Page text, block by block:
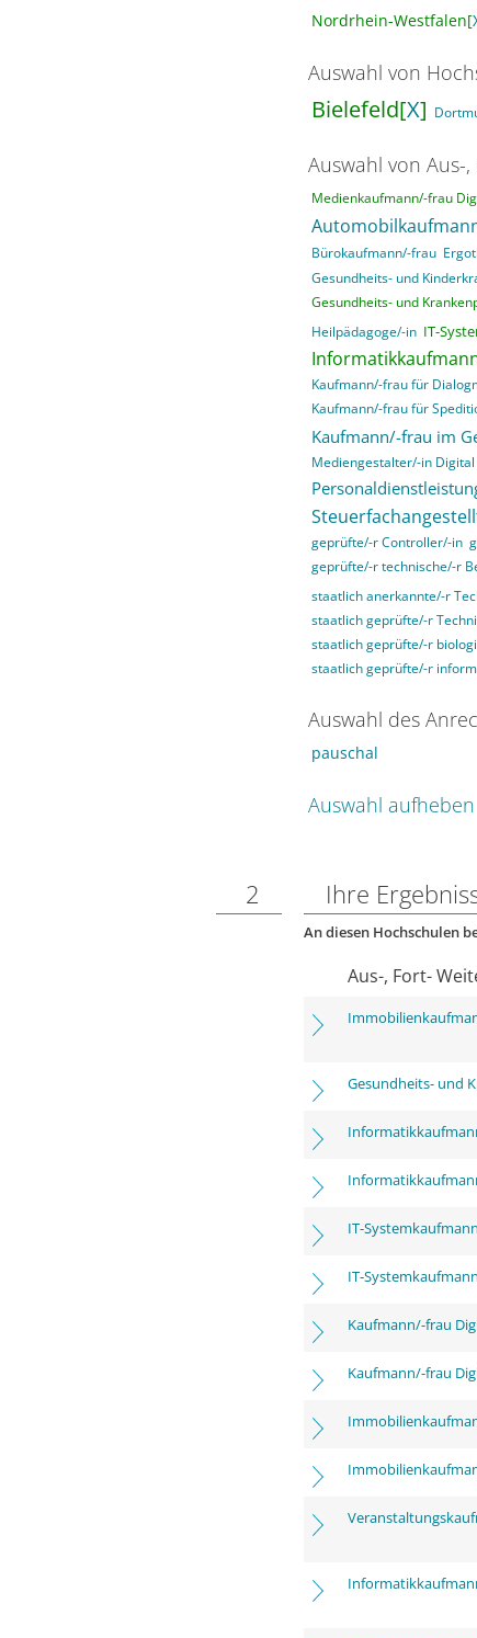
Nordrhein-Westfalen[
Auswahl von
Bielefeld[X]
Auswahl von
Medienkaufmann/-frau
Bürokaufmann/-frau
Gesundheits- und
Gesundheits- und
Heilpädagoge/-in IT-
Kaufmann/-frau für
Kaufmann/-frau für
Kaufmann/-frau im
Mediengestalter/-in
geprüfte/-r Controller/-in
geprüfte/-r technische/-r
staatlich anerkannte/-r
staatlich geprüfte/-r
staatlich geprüfte/-r
staatlich geprüfte/-r
Auswahl des
pauschal
Auswahl aufheben
2 Ihre
An diesen Hochschulen
Aus-, Fort-
Gesundheits- und
IT-
IT-
Kaufmann/-frau
Kaufmann/-frau